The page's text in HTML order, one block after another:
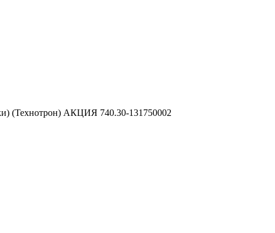
(Технотрон) АКЦИЯ 740.30-131750002